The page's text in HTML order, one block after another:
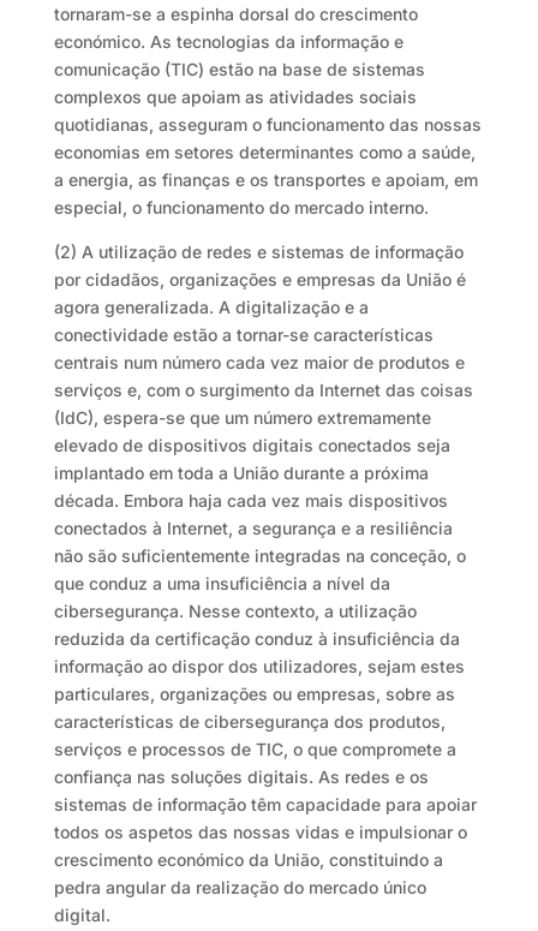
tornaram-se a espinha dorsal do crescimento
económico. As tecnologias da informação e
comunicação (TIC) estão na base de sistemas
complexos que apoiam as atividades sociais
quotidianas, asseguram o funcionamento das nossas
economias em setores determinantes como a saúde,
a energia, as finanças e os transportes e apoiam, em
especial, o funcionamento do mercado interno.
(2) A utilização de redes e sistemas de informação
por cidadãos, organizações e empresas da União é
agora generalizada. A digitalização e a
conectividade estão a tornar-se características
centrais num número cada vez maior de produtos e
serviços e, com o surgimento da Internet das coisas
(IdC), espera-se que um número extremamente
elevado de dispositivos digitais conectados seja
implantado em toda a União durante a próxima
década. Embora haja cada vez mais dispositivos
conectados à Internet, a segurança e a resiliência
não são suficientemente integradas na conceção, o
que conduz a uma insuficiência a nível da
cibersegurança. Nesse contexto, a utilização
reduzida da certificação conduz à insuficiência da
informação ao dispor dos utilizadores, sejam estes
particulares, organizações ou empresas, sobre as
características de cibersegurança dos produtos,
serviços e processos de TIC, o que compromete a
confiança nas soluções digitais. As redes e os
sistemas de informação têm capacidade para apoiar
todos os aspetos das nossas vidas e impulsionar o
crescimento económico da União, constituindo a
pedra angular da realização do mercado único
digital.